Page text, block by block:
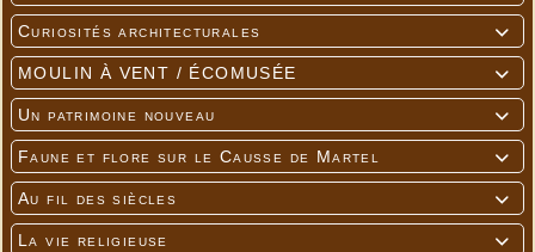

Curiosités architecturales

MOULIN À VENT / ÉCOMUSÉE

Un patrimoine nouveau

Faune et flore sur le Causse de Martel

Au fil des siècles

La vie religieuse